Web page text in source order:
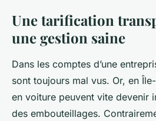
Une tarification
une gestion saine
Dans les comptes d’une
sont toujours mal vus. Or, en
en voiture peuvent vite devenir
des embouteillages.